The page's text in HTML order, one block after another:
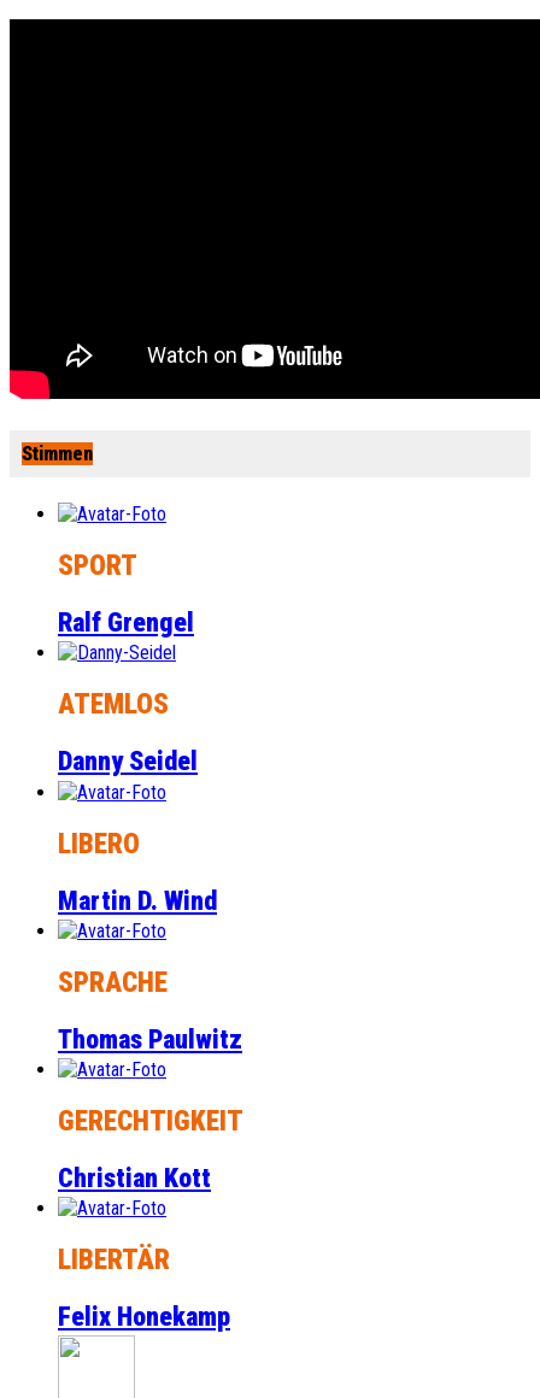
Stimmen
SPORT
Ralf Grengel
ATEMLOS
Danny Seidel
LIBERO
Martin D. Wind
SPRACHE
Thomas Paulwitz
GERECHTIGKEIT
Christian Kott
LIBERTÄR
Felix Honekamp